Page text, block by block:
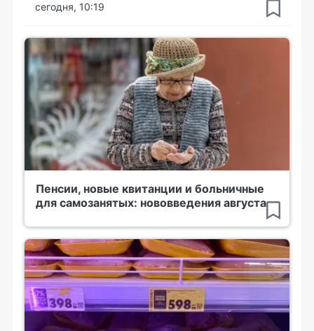
сегодня, 10:19
Пенсии, новые квитанции и больничные
для самозанятых: нововведения августа